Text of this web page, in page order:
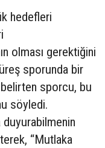
hedefleri
olması gerektiğini
sporunda bir
belirten sporcu, bu
söyledi.
duyurabilmenin
“Mutlaka